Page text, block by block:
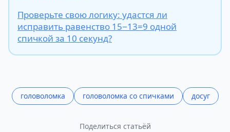
Проверьте свою логику: удастся ли
исправить равенство 15−13=9 одной
спичкой за 10 секунд?
головоломка головоломка со спичками досуг
Поделиться статьёй